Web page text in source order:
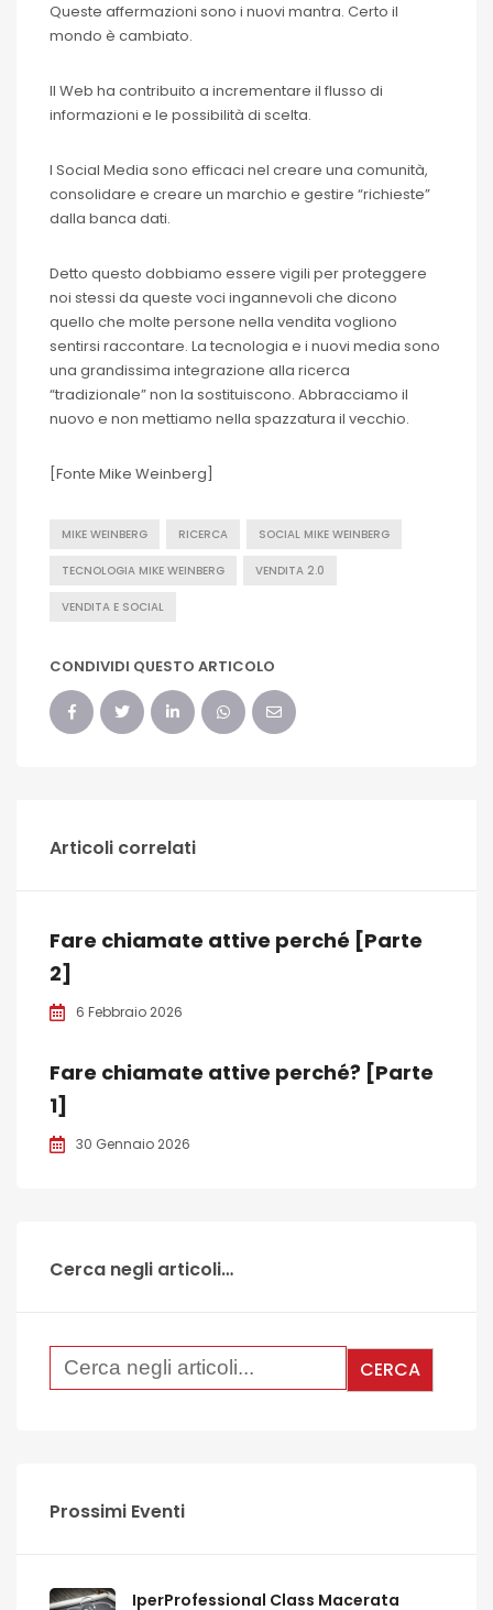
Queste affermazioni sono i nuovi mantra. Certo il
mondo è cambiato.
Il Web ha contribuito a incrementare il flusso di
informazioni e le possibilità di scelta.
I Social Media sono efficaci nel creare una comunità,
consolidare e creare un marchio e gestire “richieste”
dalla banca dati.
Detto questo dobbiamo essere vigili per proteggere
noi stessi da queste voci ingannevoli che dicono
quello che molte persone nella vendita vogliono
sentirsi raccontare. La tecnologia e i nuovi media sono
una grandissima integrazione alla ricerca
“tradizionale” non la sostituiscono. Abbracciamo il
nuovo e non mettiamo nella spazzatura il vecchio.
[Fonte Mike Weinberg]
MIKE WEINBERG RICERCA SOCIAL MIKE WEINBERG
TECNOLOGIA MIKE WEINBERG VENDITA 2.0
VENDITA E SOCIAL
CONDIVIDI QUESTO ARTICOLO
Articoli correlati
Fare chiamate attive perché [Parte
2]
6 Febbraio 2026
Fare chiamate attive perché? [Parte
1]
30 Gennaio 2026
Cerca negli articoli…
Prossimi Eventi
IperProfessional Class Macerata